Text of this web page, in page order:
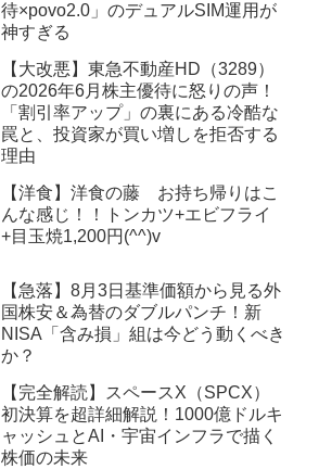
待×povo2.0」のデュアルSIM運用が
神すぎる
【大改悪】東急不動産HD（3289）
の2026年6月株主優待に怒りの声！
「割引率アップ」の裏にある冷酷な
罠と、投資家が買い増しを拒否する
理由
【洋食】洋食の藤 お持ち帰りはこ
んな感じ！！トンカツ+エビフライ
+目玉焼1,200円(^^)v
【急落】8月3日基準価額から見る外
国株安＆為替のダブルパンチ！新
NISA「含み損」組は今どう動くべき
か？
【完全解読】スペースX（SPCX）
初決算を超詳細解説！1000億ドルキ
ャッシュとAI・宇宙インフラで描く
株価の未来